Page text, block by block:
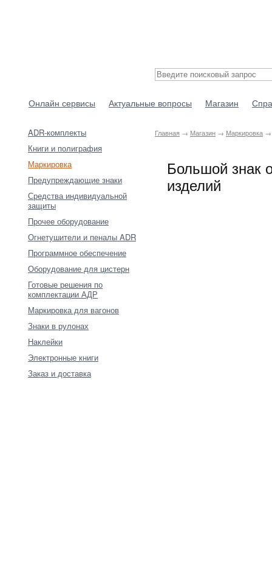
Онлайн сервисы Актуальные вопросы Магазин
ADR-комплекты
Книги и полиграфия
Маркировка
Предупреждающие знаки
Средства индивидуальной
защиты
Прочее оборудование
Огнетушители и пеналы ADR
Программное обеспечение
Оборудование для цистерн
Готовые решения по
комплектации АДР
Маркировка для вагонов
Знаки в рулонах
Наклейки
Электронные книги
Заказ и доставка
Главная → Магазин → Маркировка →
Большой знак
изделий